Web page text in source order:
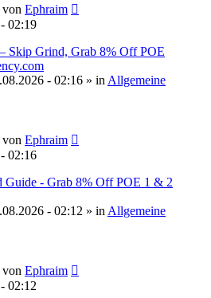
von Ephraim
02:19
Skip Grind, Grab 8% Off POE
- 02:16 » in Allgemeine
von Ephraim
02:16
Guide - Grab 8% Off POE 1 & 2
- 02:12 » in Allgemeine
von Ephraim
02:12